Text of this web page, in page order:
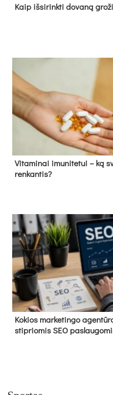
Kaip išsirinkti dovaną
Vitaminai imunitetui – ką
renkantis?
Kokios marketingo
stipriomis SEO